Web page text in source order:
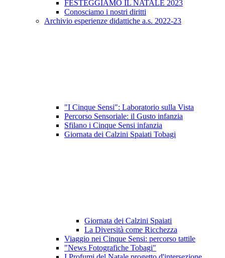
FESTEGGIAMO IL NATALE 2023
Conosciamo i nostri diritti
Archivio esperienze didattiche a.s. 2022-23
"I Cinque Sensi": Laboratorio sulla Vista
Percorso Sensoriale: il Gusto infanzia
Sfilano i Cinque Sensi infanzia
Giornata dei Calzini Spaiati Tobagi
Giornata dei Calzini Spaiati
La Diversità come Ricchezza
Viaggio nei Cinque Sensi: percorso tattile
"News Fotografiche Tobagi"